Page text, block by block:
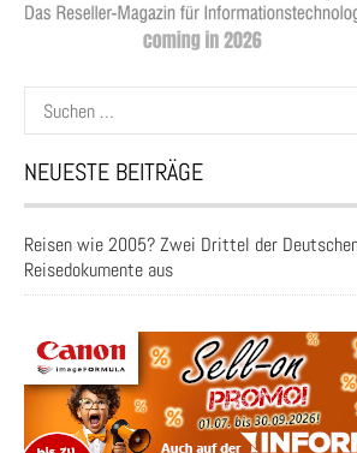
Suchen
nach:
NEUESTE BEITRÄGE
Reisen wie 2005? Zwei Drittel der
Reisedokumente aus